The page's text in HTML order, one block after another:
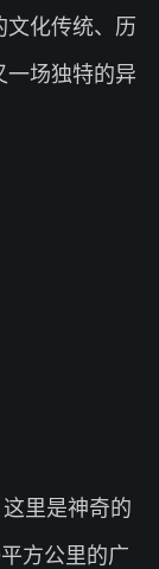
文化传统、历
一场独特的异
里是神奇的
方公里的广